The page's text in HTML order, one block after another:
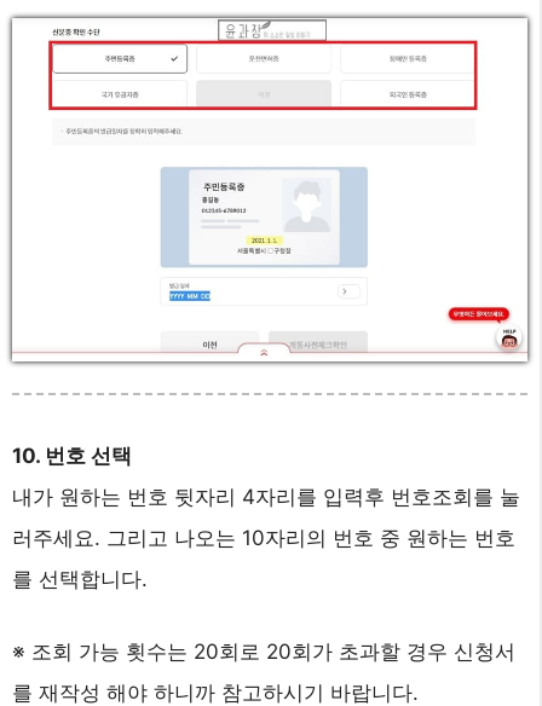
10. 번호 선택
내가 원하는 번호 뒷자리 4자리를 입력후 번호조회를 눌
러주세요. 그리고 나오는 10자리의 번호 중 원하는 번호
를 선택합니다.
※ 조회 가능 횟수는 20회로 20회가 초과할 경우 신청서
를 재작성 해야 하니까 참고하시기 바랍니다.